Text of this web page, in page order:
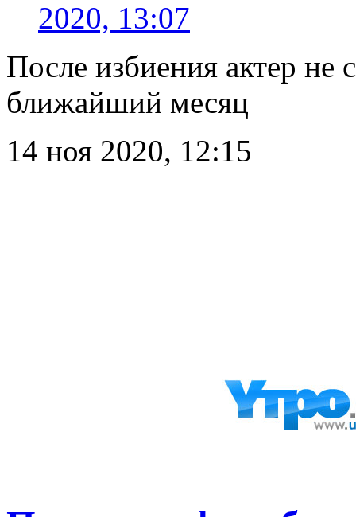
2020, 13:07
После избиения актер не
ближайший месяц
14 ноя 2020, 12:15